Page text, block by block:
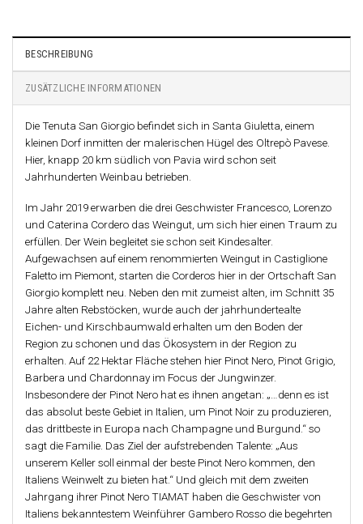
BESCHREIBUNG
ZUSÄTZLICHE INFORMATIONEN
Die Tenuta San Giorgio befindet sich in Santa Giuletta, einem
kleinen Dorf inmitten der malerischen Hügel des Oltrepò Pavese.
Hier, knapp 20 km südlich von Pavia wird schon seit
Jahrhunderten Weinbau betrieben.
Im Jahr 2019 erwarben die drei Geschwister Francesco, Lorenzo
und Caterina Cordero das Weingut, um sich hier einen Traum zu
erfüllen. Der Wein begleitet sie schon seit Kindesalter.
Aufgewachsen auf einem renommierten Weingut in Castiglione
Faletto im Piemont, starten die Corderos hier in der Ortschaft San
Giorgio komplett neu. Neben den mit zumeist alten, im Schnitt 35
Jahre alten Rebstöcken, wurde auch der jahrhundertealte
Eichen- und Kirschbaumwald erhalten um den Boden der
Region zu schonen und das Ökosystem in der Region zu
erhalten. Auf 22 Hektar Fläche stehen hier Pinot Nero, Pinot Grigio,
Barbera und Chardonnay im Focus der Jungwinzer.
Insbesondere der Pinot Nero hat es ihnen angetan: „…denn es ist
das absolut beste Gebiet in Italien, um Pinot Noir zu produzieren,
das drittbeste in Europa nach Champagne und Burgund.“ so
sagt die Familie. Das Ziel der aufstrebenden Talente: „Aus
unserem Keller soll einmal der beste Pinot Nero kommen, den
Italiens Weinwelt zu bieten hat.“ Und gleich mit dem zweiten
Jahrgang ihrer Pinot Nero TIAMAT haben die Geschwister von
Italiens bekanntestem Weinführer Gambero Rosso die begehrten